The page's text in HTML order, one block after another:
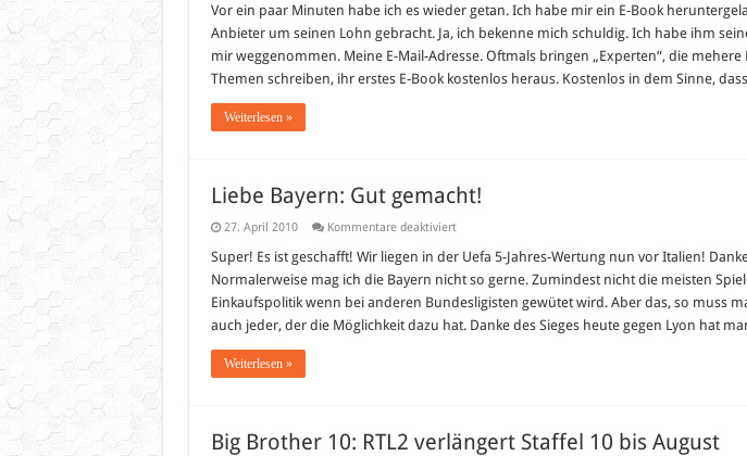
Vor ein paar Minuten habe ich es wieder getan. Ich habe mir ein E-Book
Anbieter um seinen Lohn gebracht. Ja, ich bekenne mich schuldig. Ich habe ihm
mir weggenommen. Meine E-Mail-Adresse. Oftmals bringen „Experten“, die mehere
Themen schreiben, ihr erstes E-Book kostenlos heraus. Kostenlos in dem Sinne,
Weiterlesen »
Liebe Bayern: Gut gemacht!
27. April 2010 Kommentare deaktiviertfür
Bayern:
gemacht!
Super! Es ist geschafft! Wir liegen in der Uefa 5-Jahres-Wertung nun vor Italien!
Normalerweise mag ich die Bayern nicht so gerne. Zumindest nicht die meisten
Einkaufspolitik wenn bei anderen Bundesligisten gewütet wird. Aber das, so muss
auch jeder, der die Möglichkeit dazu hat. Danke des Sieges heute gegen Lyon hat
Weiterlesen »
Big Brother 10: RTL2 verlängert Staffel 10 bis August